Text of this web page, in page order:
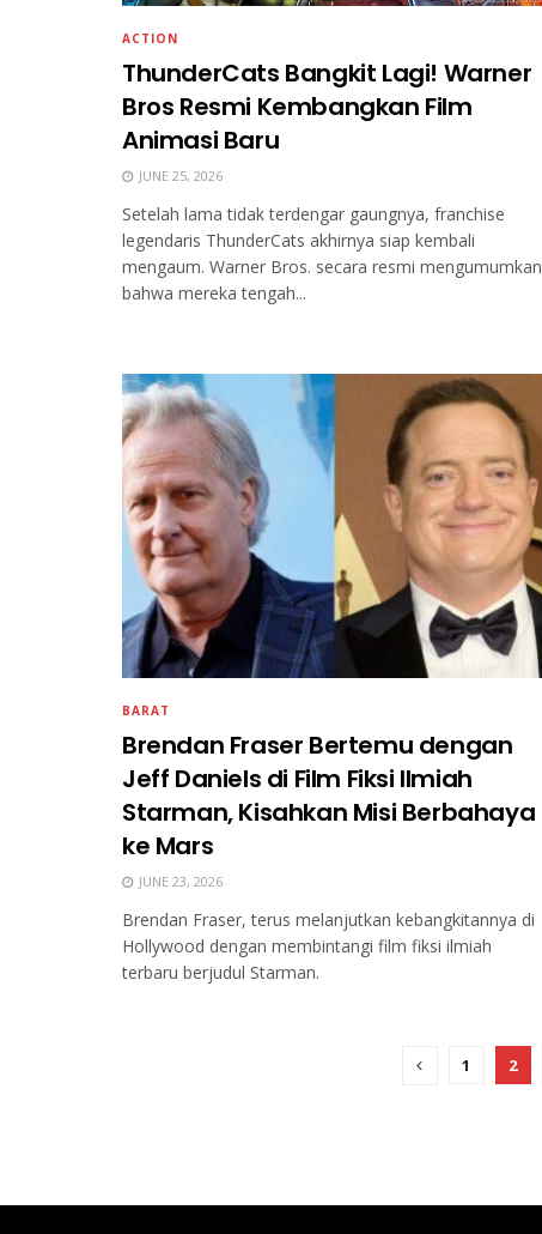
ACTION
ThunderCats Bangkit Lagi! Warner
Bros Resmi Kembangkan Film
Animasi Baru
JUNE 25, 2026
Setelah lama tidak terdengar gaungnya, franchise
legendaris ThunderCats akhirnya siap kembali
mengaum. Warner Bros. secara resmi mengumumkan
bahwa mereka tengah...
BARAT
Brendan Fraser Bertemu dengan
Jeff Daniels di Film Fiksi Ilmiah
Starman, Kisahkan Misi Berbahaya
ke Mars
JUNE 23, 2026
Brendan Fraser, terus melanjutkan kebangkitannya di
Hollywood dengan membintangi film fiksi ilmiah
terbaru berjudul Starman.
1 2